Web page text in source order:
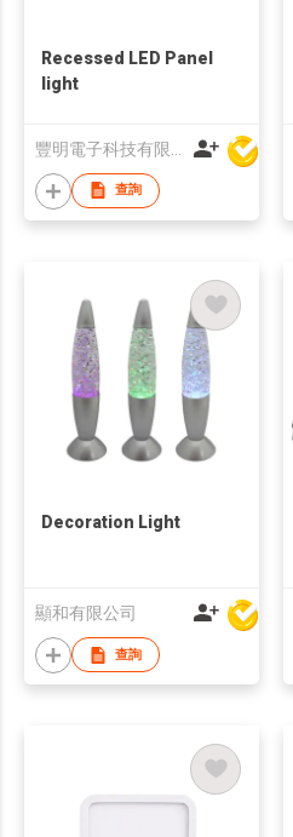
Recessed LED Panel
light
查詢
Decoration Light
顯和有限公司
查詢